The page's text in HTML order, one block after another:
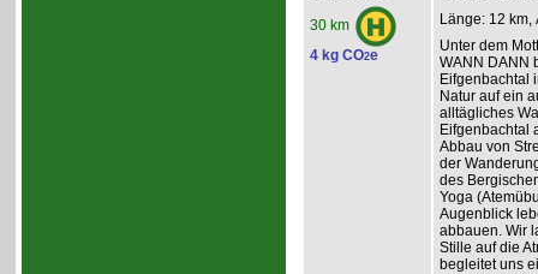
30 km
4 kg CO2e
Länge: 12 km,
Unter dem
WANN DANN
Eifgenbachtal
Natur auf ein
alltägliches
Eifgenbachtal
Abbau von
der
des
Yoga
Augenblick
abbauen. Wir
Stille auf die
begleitet uns